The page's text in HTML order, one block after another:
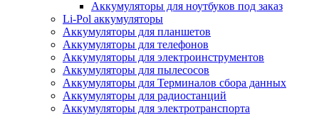
Аккумуляторы для ноутбуков под заказ
Li-Pol аккумуляторы
Аккумуляторы для планшетов
Аккумуляторы для телефонов
Аккумуляторы для электроинструментов
Аккумуляторы для пылесосов
Аккумуляторы для Терминалов сбора данных
Аккумуляторы для радиостанций
Аккумуляторы для электротранспорта